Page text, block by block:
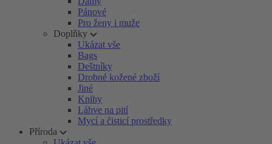
Pánové
Pro ženy i muže
Doplňky
Ukázat vše
Bags
Deštníky
Drobné kožené zboží
Jiné
Knihy
Láhve na pití
Mycí a čisticí prostředky
Příroda